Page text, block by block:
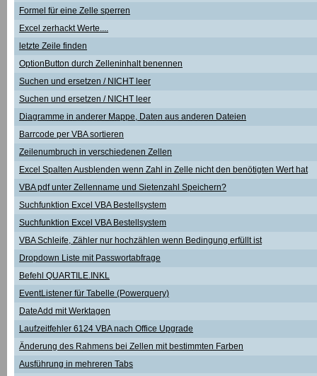
Formel für eine Zelle sperren
Excel zerhackt Werte....
letzte Zeile finden
OptionButton durch Zelleninhalt benennen
Suchen und ersetzen / NICHT leer
Suchen und ersetzen / NICHT leer
Diagramme in anderer Mappe, Daten aus anderen Dateien
Barrcode per VBA sortieren
Zeilenumbruch in verschiedenen Zellen
Excel Spalten Ausblenden wenn Zahl in Zelle nicht den benötigten Wert hat
VBA pdf unter Zellenname und Sietenzahl Speichern?
Suchfunktion Excel VBA Bestellsystem
Suchfunktion Excel VBA Bestellsystem
VBA Schleife, Zähler nur hochzählen wenn Bedingung erfüllt ist
Dropdown Liste mit Passwortabfrage
Befehl QUARTILE.INKL
EventListener für Tabelle (Powerquery)
DateAdd mit Werktagen
Laufzeitfehler 6124 VBA nach Office Upgrade
Änderung des Rahmens bei Zellen mit bestimmten Farben
Ausführung in mehreren Tabs